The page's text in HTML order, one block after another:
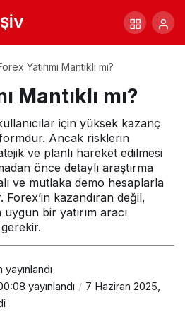
Yatırımı Mantıklı mı?
Mantıklı mı?
için yüksek kazanç
Ancak risklerin
ve planlı hareket edilmesi
önce detaylı araştırma
ve mutlaka demo hesaplarla
Forex’in kazandıran değil,
bir yatırım aracı
yayınlandı
7 Haziran 2025,
Risk ve Öngörü: Stratejik